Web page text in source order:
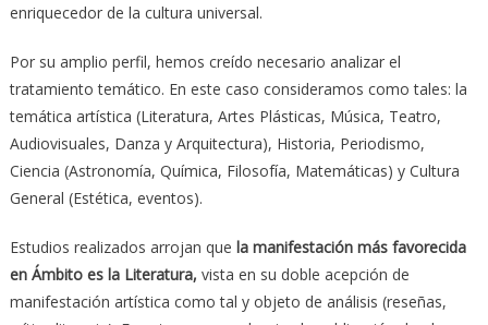
enriquecedor de la cultura universal.
Por su amplio perfil, hemos creído necesario analizar el
tratamiento temático. En este caso consideramos como tales: la
temática artística (Literatura, Artes Plásticas, Música, Teatro,
Audiovisuales, Danza y Arquitectura), Historia, Periodismo,
Ciencia (Astronomía, Química, Filosofía, Matemáticas) y Cultura
General (Estética, eventos).
Estudios realizados arrojan que la manifestación más favorecida
en Ámbito es la Literatura, vista en su doble acepción de
manifestación artística como tal y objeto de análisis (reseñas,